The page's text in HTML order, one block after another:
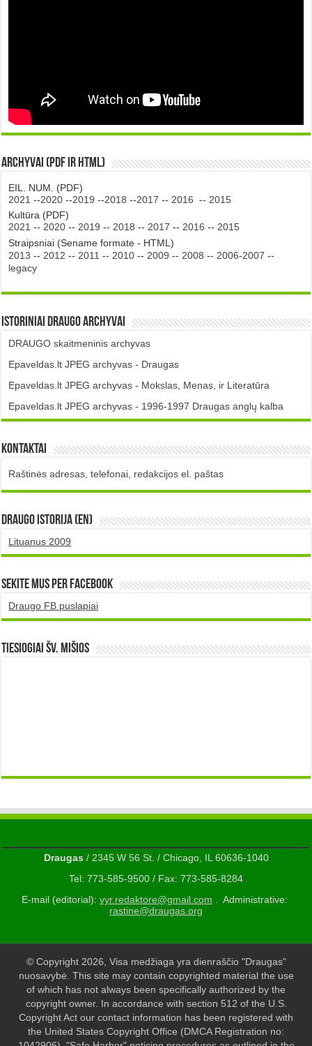
Archyvai (PDF ir HTML)
EIL. NUM. (PDF)
2021 --2020 --2019 --2018 --2017 -- 2016 -- 2015
Kultūra (PDF)
2021 -- 2020 -- 2019 -- 2018 -- 2017 -- 2016 -- 2015
Straipsniai (Sename formate - HTML)
2013 -- 2012 -- 2011 -- 2010 -- 2009 -- 2008 -- 2006-2007 --
legacy
Istoriniai DRAUGO Archyvai
DRAUGO skaitmeninis archyvas
Epaveldas.lt JPEG archyvas - Draugas
Epaveldas.lt JPEG archyvas - Mokslas, Menas, ir Literatūra
Epaveldas.lt JPEG archyvas - 1996-1997 Draugas anglų kalba
Kontaktai
Raštinės adresas, telefonai, redakcijos el. paštas
DRAUGO istorija (EN)
Lituanus 2009
Sekite mus per Facebook
Draugo FB puslapiai
TIESIOGIAI šv. MIŠIOS
Draugas/ 2345 W 56 St. / Chicago, IL 60636-1040
Tel: 773-585-9500 / Fax: 773-585-8284
E-mail (editorial): vyr.redaktore@gmail.com . Administrative:
rastine@draugas.org
© Copyright 2026, Visa medžiaga yra dienraščio "Draugas"
nuosavybė. This site may contain copyrighted material the use
of which has not always been specifically authorized by the
copyright owner. In accordance with section 512 of the U.S.
Copyright Act our contact information has been registered with
the United States Copyright Office (DMCA Registration no: